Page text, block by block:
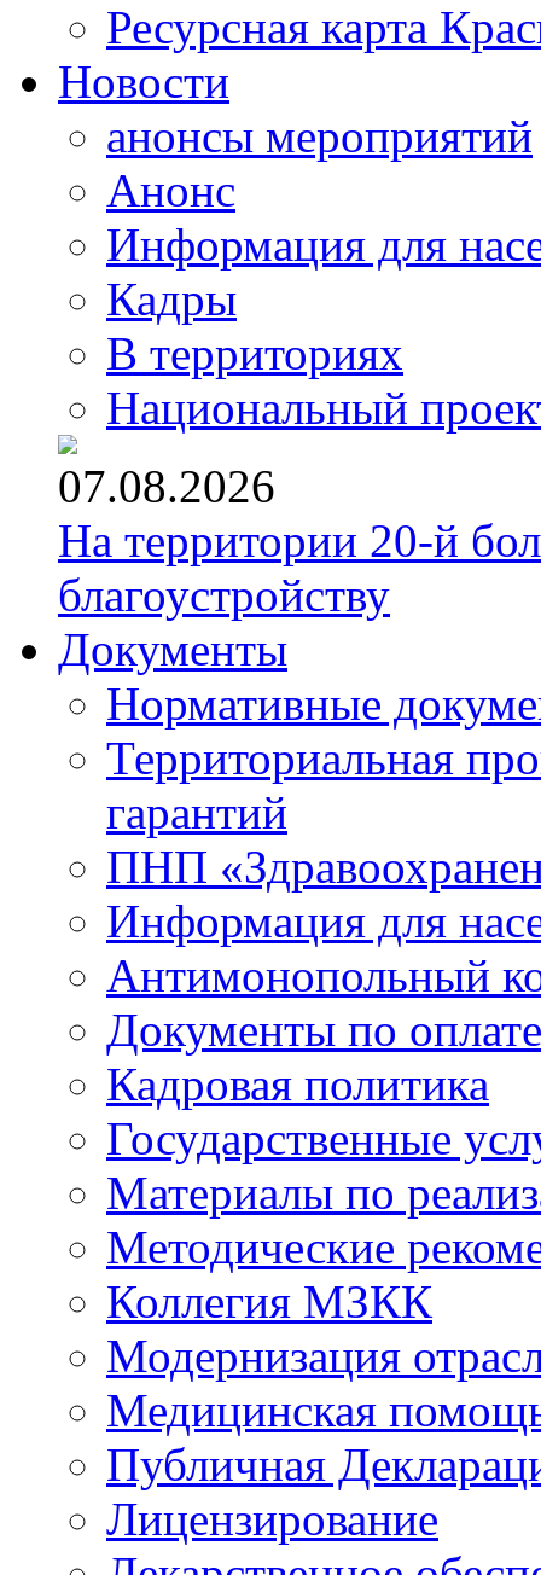
Ресурсная карта
Новости
анонсы мероприятий
Анонс
Информация для
Кадры
В территориях
Национальный
07.08.2026
На территории 20-й
благоустройству
Документы
Нормативные
Территориальная
гарантий
ПНП
Информация для
Антимонопольный
Документы по
Кадровая политика
Государственные
Материалы по
Методические
Коллегия МЗКК
Модернизация
Медицинская
Публичная
Лицензирование